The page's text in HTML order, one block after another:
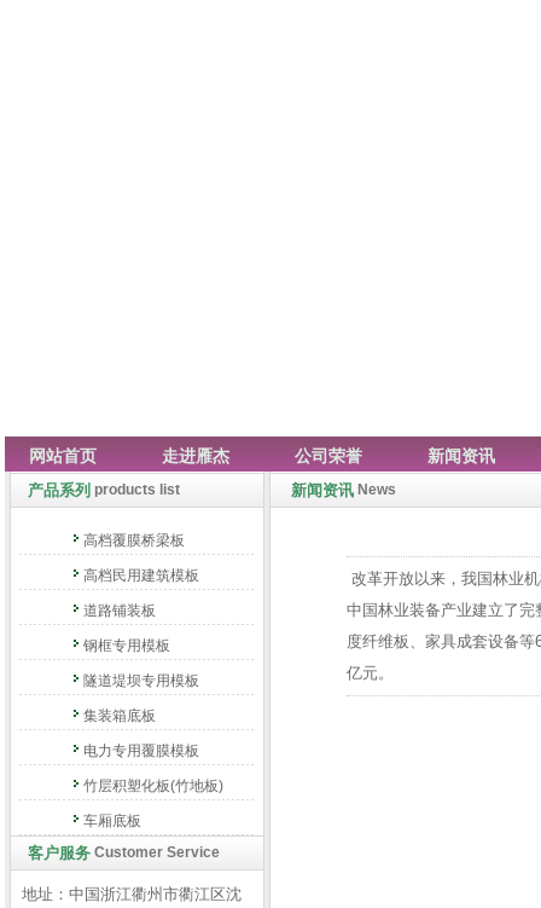
网站首页 走进雁杰 公司荣誉 新闻资讯
产品系列 products list
高档覆膜桥梁板
高档民用建筑模板
道路铺装板
钢框专用模板
隧道堤坝专用模板
集装箱底板
电力专用覆膜模板
竹层积塑化板(竹地板)
车厢底板
客户服务 Customer Service
地址：中国浙江衢州市衢江区沈
新闻资讯 News
改革开放以来，我国林业
中国林业装备产业建立了
度纤维板、家具成套设备
亿元。